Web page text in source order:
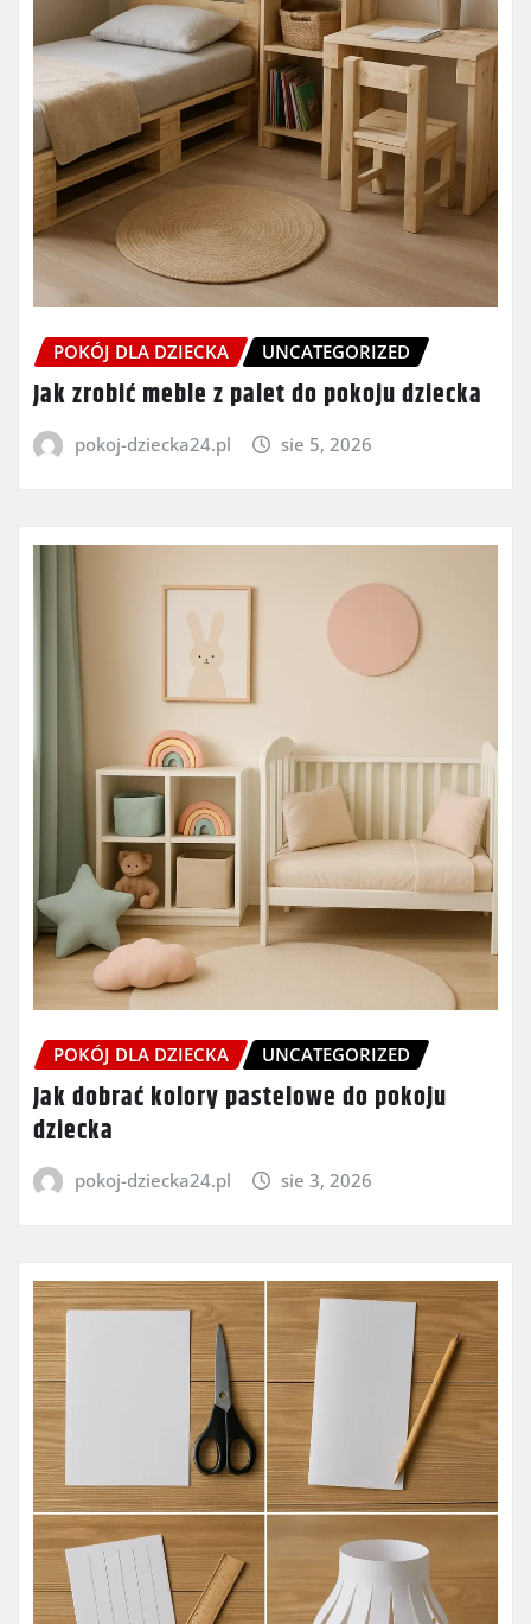
POKÓJ DLA DZIECKA UNCATEGORIZED
Jak zrobić meble z palet do pokoju dziecka
pokoj-dziecka24.pl sie 5, 2026
POKÓJ DLA DZIECKA UNCATEGORIZED
Jak dobrać kolory pastelowe do pokoju
dziecka
pokoj-dziecka24.pl sie 3, 2026